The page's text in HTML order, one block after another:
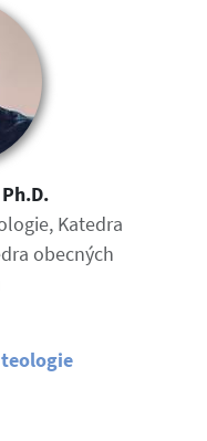
Katedra
obecných